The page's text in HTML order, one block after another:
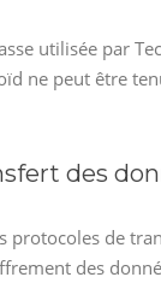
utilisée par
ne peut être
des
de
des